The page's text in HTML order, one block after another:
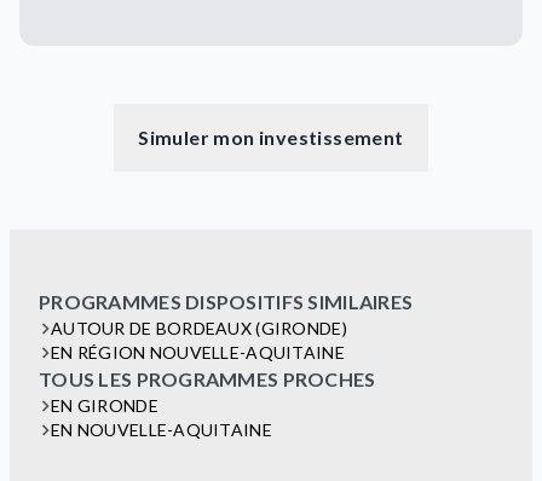
Simuler mon investissement
PROGRAMMES DISPOSITIFS SIMILAIRES
AUTOUR DE BORDEAUX (GIRONDE)
EN RÉGION NOUVELLE-AQUITAINE
TOUS LES PROGRAMMES PROCHES
EN GIRONDE
EN NOUVELLE-AQUITAINE